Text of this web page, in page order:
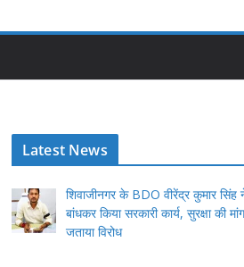
Latest News
शिवाजीनगर के BDO वीरेंद्र कुमार सिंह
बांधकर किया सरकारी कार्य, सुरक्षा की
जताया विरोध